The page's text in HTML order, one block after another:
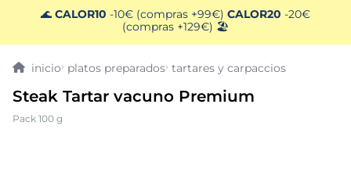
🌊 CALOR10 -10€ (compras +99€) CALOR20 -20€
(compras +129€) 🏖️
platos preparados tartares y carpaccios
Steak Tartar vacuno Premium
Pack 100 g
TÉRMINOS MÁS BUSCADOS
1. helados sirena
3. patatas